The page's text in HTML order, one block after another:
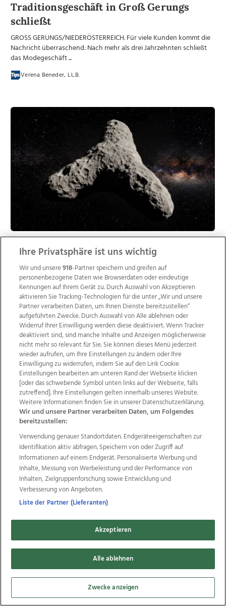
Traditionsgeschäft in Groß Gerungs
schließt
GROSS GERUNGS/NIEDERÖSTERREICH. Für viele Kunden kommt die
Nachricht überraschend: Nach mehr als drei Jahrzehnten schließt
das Modegeschäft ...
Verena Beneder, LL.B.
Struktur
FLAGSTAFF/VEREINIGTE STAATEN. Neue hochauflösende
Aufnahmen zeigen den Asteroiden 44 Nysa mit einer
ungewöhnlichen dreilappigen Struktur. Das ...
Redaktion Österreich und die Welt
Bayern gewinnen ersten Test der
Asientour trotz Zauber-Gegentor
Testspiel der Asientour mit 2:1 gegen Jeju SK FC gewonnen. Vor
Niklas Killinger
Ihre Privatsphäre ist uns wichtig
Wir und unsere918-Partner speichern und greifen auf
personenbezogene Daten wie Browserdaten oder eindeutige
Kennungen auf Ihrem Gerät zu. Durch Auswahl von Akzeptieren
aktivieren Sie Tracking-Technologien für die unter „Wir und unsere
Partner verarbeiten Daten, um Ihnen Dienste bereitzustellen“
aufgeführten Zwecke. Durch Auswahl von Alle ablehnen oder
Widerruf Ihrer Einwilligung werden diese deaktiviert. Wenn Tracker
deaktiviert sind, sind manche Inhalte und Anzeigen möglicherweise
nicht mehr so relevant für Sie. Sie können dieses Menü jederzeit
wieder aufrufen, um Ihre Einstellungen zu ändern oder Ihre
Einwilligung zu widerrufen, indem Sie auf den Link Cookie
Einstellungen bearbeiten am unteren Rand der Webseite klicken
[oder das schwebende Symbol unten links auf der Webseite, falls
zutreffend]. Ihre Einstellungen gelten innerhalb unseres Website.
Weitere Informationen finden Sie in unserer Datenschutzerklärung.
Wir und unsere Partner verarbeiten Daten, um Folgendes
bereitzustellen:
Verwendung genauer Standortdaten. Endgeräteeigenschaften zur
Identifikation aktiv abfragen. Speichern von oder Zugriff auf
Informationen auf einem Endgerät. Personalisierte Werbung und
Inhalte, Messung von Werbeleistung und der Performance von
Inhalten, Zielgruppenforschung sowie Entwicklung und
Verbesserung von Angeboten.
Liste der Partner (Lieferanten)
Akzeptieren
Alle ablehnen
Zwecke anzeigen